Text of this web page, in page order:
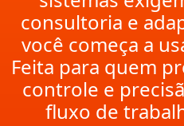
consultoria e
você começa a
Feita para quem
controle e
fluxo de